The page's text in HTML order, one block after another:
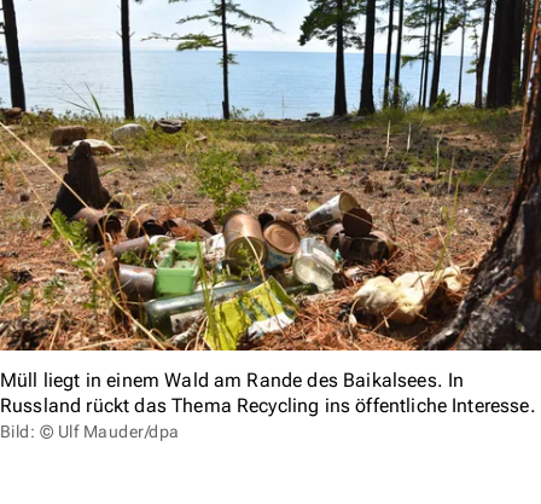
Müll liegt in einem Wald am Rande des Baikalsees. In
Russland rückt das Thema Recycling ins öffentliche Interesse.
Bild: © Ulf Mauder/dpa